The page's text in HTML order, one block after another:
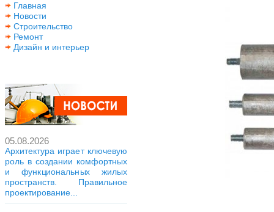
Главная
Новости
Строительство
Ремонт
Дизайн и интерьер
05.08.2026
Архитектура играет ключевую
роль в создании комфортных
и функциональных жилых
пространств. Правильное
проектирование...